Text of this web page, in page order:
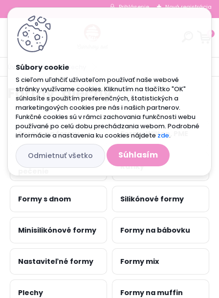
S cieľom uľahčiť užívateľom používať naše webové
stránky využívame cookies. Kliknutím na tlačítko "OK"
súhlasíte s použitím preferenčných, štatistických a
marketingových cookies pre nás i našich partnerov.
Funkčné cookies sú v rámci zachovania funkčnosti webu
používané po celú dobu prechádzania webom. Podrobné
informácie a nastavenia ku cookies nájdete zde.
Odmietnuť všetko Súhlasím
Prihlásenie Nová registrácia
0
Úvod Formy, plechy
Formy, plechy
Spreje na formy Formy Wilton, PME
Keramické formy na
Ráfiky
Formy s dnom Silikónové formy
Minisilikónové formy Formy na bábovku
Nastaviteľné formy Formy mix
Plechy Formy na muffin